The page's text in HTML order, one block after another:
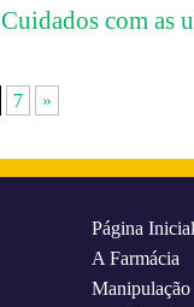
Cuidados com as
7 »
Página Inicial
A Farmácia
Manipulação